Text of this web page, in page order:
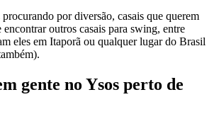
por diversão, casais que querem
encontrar outros casais para swing, entre
eles em Itaporã ou qualquer lugar do Brasil
gente no Ysos perto de